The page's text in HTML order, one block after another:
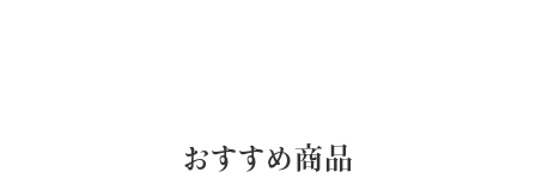
おすすめ商品